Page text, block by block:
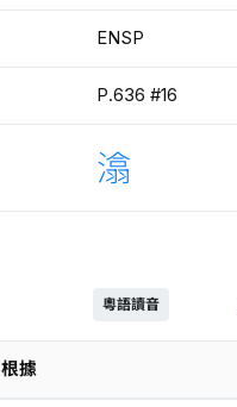
ENSP
P.636 #16
潝
粵語讀音
根據